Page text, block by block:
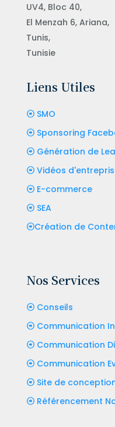
UV4, Bloc 40,
El Menzah 6, Ariana,
Tunis,
Tunisie
Liens Utiles
SMO
Sponsoring
Génération de
Vidéos
E-commerce
SEA
Création de
Nos Services
Conseils
Communication
Communication
Communication
Site de
Référencement